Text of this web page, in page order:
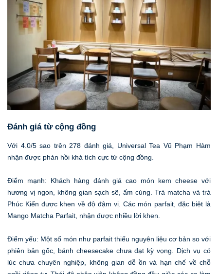
Đánh giá từ cộng đồng
Với 4.0/5 sao trên 278 đánh giá, Universal Tea Vũ Phạm Hàm
nhận được phản hồi khá tích cực từ cộng đồng.
Điểm mạnh: Khách hàng đánh giá cao món kem cheese với
hương vị ngon, không gian sạch sẽ, ấm cúng. Trà matcha và trà
Phúc Kiến được khen về độ đậm vị. Các món parfait, đặc biệt là
Mango Matcha Parfait, nhận được nhiều lời khen.
Điểm yếu: Một số món như parfait thiếu nguyên liệu cơ bản so với
phiên bản gốc, bánh cheesecake chưa đạt kỳ vọng. Dịch vụ có
lúc chưa chuyên nghiệp, không gian dễ ồn và hạn chế về chỗ